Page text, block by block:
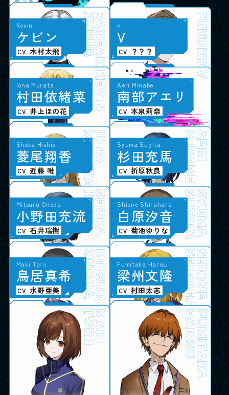
KAGEAKI
KURUE FUKUKYOKUCHO
革命組織
KEVIN
Kevin
ケ ビン
CV. 木村太飛
V
v
V
CV. ？？？
メルベイユ
MINAMI
KUWAHARA
Minami Kuwahara
桑原みなみ
CV. 大久保瑠美
AERI
MINABE
Aeri Minabe
南部アエ リ
CV. 本泉莉奈
IONA
MURATA
Iona Murata
村田依緒菜
CV. 井上ほの花
生徒会
EMIRI
NAISA
Emiri Naisa
内佐英美
CV. 稗田寧々
AKIRA
YUKAWA
Akira Yukawa
遊川暁良
CV. 長岡龍歩
SHOKA
HISIO
Shoka Hishio
菱尾翔香
CV. 近藤 唯
SYUMA
SUGITA
Syuma Sugita
杉田充馬
CV. 折原秋良
映画研究部
AKI
IWATANI
Aki Iwatani
岩谷亜季
CV. 陶山恵実里
SHIONE
SHIRAHARA
Shione Shirahara
白 原汐音
CV. 菊池ゆりな
MITSURU
ONODA
Mitsuru Onoda
小野田充流
CV. 石井瑞樹
輝星学園 生徒 / 教師
CHIYO
AIKAWA
Chiyo Aikawa
愛川千代
CV. 朝日奈丸佳
TOMOHISA
HEIDA
Tomohisa Heida
塀田伴久
CV. 中村源太
FUMIYA
SHIMOMURA
Fumiya Shimomura
下村文也
CV. 梅田修一朗
SATSUKI
TAKASHIMA
Satsuki Takashima
高島咲月
CV. 園田れい
SENA
HIROI
Sena Hiroi
広井聖菜
CV. 伊駒ゆりえ
REI
JONO
Rei Jono
城野怜衣
CV. 小針彩希
MAKI
TORII
Maki Torii
鳥居真希
CV. 水野亜美
FUMITAKA
HARISU
Fumitaka Harisu
梁州文隆
CV. 村田太志